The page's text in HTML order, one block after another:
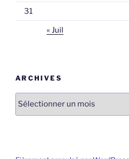
31
« Juil
ARCHIVES